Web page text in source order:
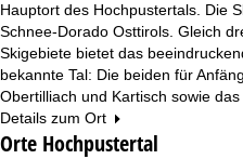
Hauptort des Hochpustertals. Die
Schnee-Dorado Osttirols. Gleich
Skigebiete bietet das
bekannte Tal: Die beiden für
Obertilliach und Kartisch sowie
Details zum Ort
Orte Hochpustertal